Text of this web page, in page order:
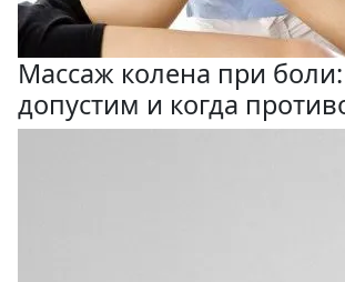
Массаж колена при боли:
допустим и когда